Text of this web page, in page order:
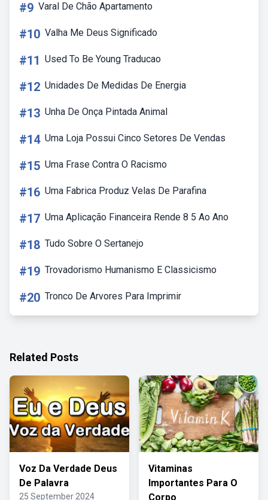
#9 Varal De Chão Apartamento
#10 Valha Me Deus Significado
#11 Used To Be Young Traducao
#12 Unidades De Medidas De Energia
#13 Unha De Onça Pintada Animal
#14 Uma Loja Possui Cinco Setores De Vendas
#15 Uma Frase Contra O Racismo
#16 Uma Fabrica Produz Velas De Parafina
#17 Uma Aplicação Financeira Rende 8 5 Ao Ano
#18 Tudo Sobre O Sertanejo
#19 Trovadorismo Humanismo E Classicismo
#20 Tronco De Arvores Para Imprimir
Related Posts
Voz Da Verdade Deus
De Palavra
25 September 2024
Vitaminas
Importantes Para O
Corpo